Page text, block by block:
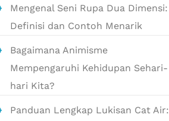
Mengenal Seni Rupa Dua Dimensi:
Definisi dan Contoh Menarik
Bagaimana Animisme
Mempengaruhi Kehidupan Sehari-
hari Kita?
Panduan Lengkap Lukisan Cat Air: